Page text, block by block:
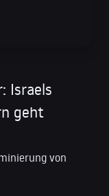
Israels
geht
von